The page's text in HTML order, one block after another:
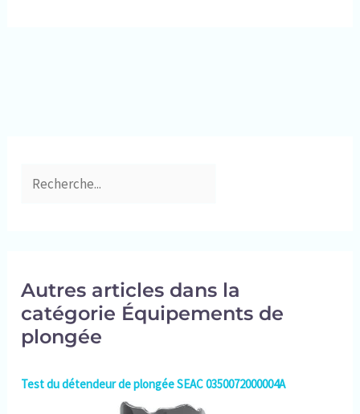
Autres articles dans la
catégorie Équipements de
plongée
Test du détendeur de plongée SEAC 0350072000004A